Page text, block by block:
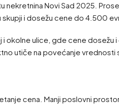
nekretnina Novi Sad 2025.
i dosežu cene do 4.500
i okolne ulice, gde cene
utiče na povećanje vrednosti
cena. Manji poslovni